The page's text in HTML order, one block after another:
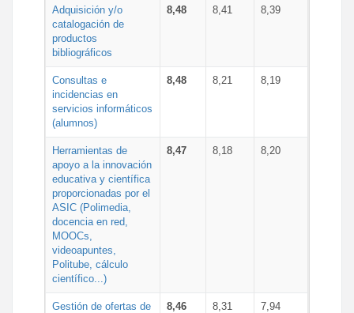
Adquisición y/o
catalogación de
productos
bibliográficos
8,48 8,41 8,39
Consultas e
incidencias en
servicios informáticos
(alumnos)
8,48 8,21 8,19
Herramientas de
apoyo a la innovación
educativa y científica
proporcionadas por el
ASIC (Polimedia,
docencia en red,
MOOCs,
videoapuntes,
Politube, cálculo
científico...)
8,47 8,18 8,20
Gestión de ofertas de
8,46 8,31 7,94